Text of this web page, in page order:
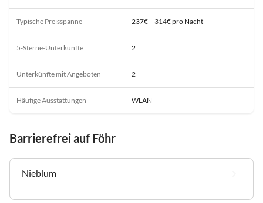
Typische Preisspanne 237€ – 314€ pro Nacht
5-Sterne-Unterkünfte 2
Unterkünfte mit Angeboten 2
Häufige Ausstattungen WLAN
Barrierefrei auf Föhr
Nieblum